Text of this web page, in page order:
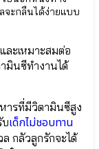
จะกลืนได้ง่ายแบบ
ะเหมาะสมต่อ
มินซีทำงานได้
ารที่มีวิตามินซีสูง
บเด็กไม่ชอบทาน
กลัวลูกรักจะได้